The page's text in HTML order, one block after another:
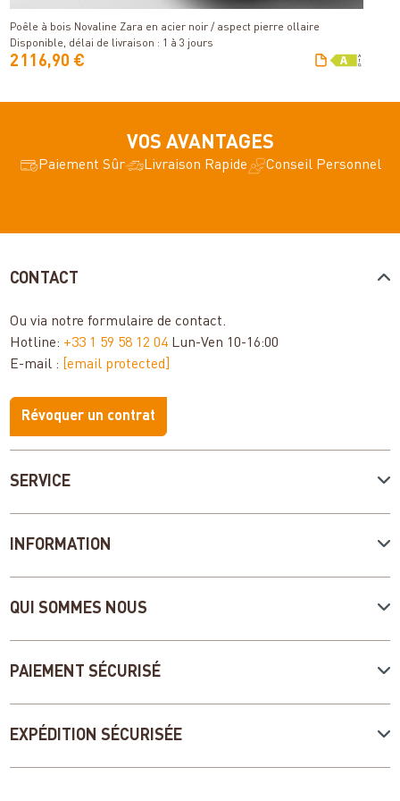
Poêle à bois Novaline Zara en acier noir / aspect pierre ollaire
Disponible, délai de livraison : 1 à 3 jours
2 116,90 €
VOS AVANTAGES
Paiement Sûr Livraison Rapide Conseil Personnel
SERVICE
INFORMATION
QUI SOMMES NOUS
CONTACT
Ou via notreformulaire de contact.
Hotline: +33 1 59 58 12 04 Lun-Ven 10-16:00
E-mail : [email protected]
Révoquer un contrat
PAIEMENT SÉCURISÉ
EXPÉDITION SÉCURISÉE